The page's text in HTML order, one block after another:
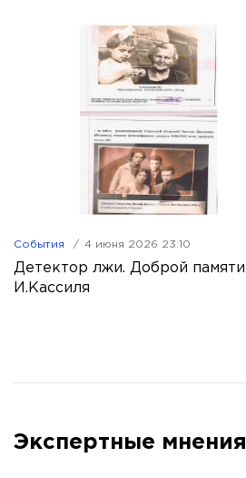
События 4 июня 2026 23:10
Детектор лжи. Доброй памяти
И.Кассиля
Экспертные мнения